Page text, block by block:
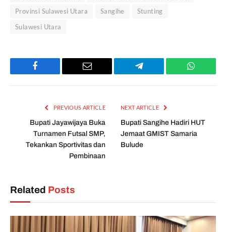
Provinsi Sulawesi Utara
Sangihe
Stunting
Sulawesi Utara
Facebook Email Telegram
PREVIOUS ARTICLE
Bupati Jayawijaya Buka
Turnamen Futsal SMP,
Tekankan Sportivitas dan
Pembinaan
NEXT ARTICLE
Bupati Sangihe Hadiri HUT
Jemaat GMIST Samaria
Bulude
Related Posts